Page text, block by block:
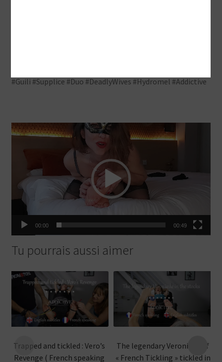
#Guili #Supplice #Duo #DeadlyWives #Hydromel #Addictive
Lecteur
00:00 00:49
Tu pourrais aussi aimer
Trapped and tickled : Vero’s
Revenge ( French speaking
The legendary Veronique of
« French Tickling » tickled in